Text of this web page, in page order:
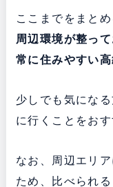
ここまでをまと
周辺環境が整っ
常に住みやすい高
少しでも気にな
に行くことをおす
なお、周辺エリ
ため、比べられ